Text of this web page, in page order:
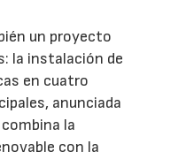
un proyecto
la instalación de
en cuatro
anunciada
la
con la